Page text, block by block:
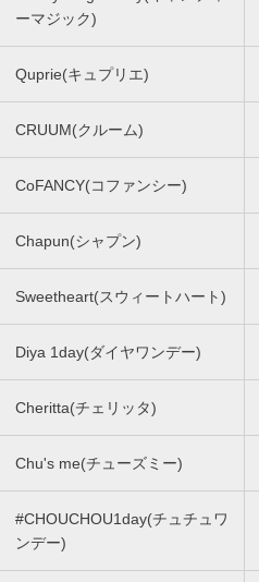
ーマジック)
Quprie(キュプリエ)
CRUUM(クルーム)
CoFANCY(コファンシー)
Chapun(シャプン)
Sweetheart(スウィートハート)
Diya 1day(ダイヤワンデー)
Cheritta(チェリッタ)
Chu's me(チューズミー)
#CHOUCHOU1day(チュチュワ
ンデー)